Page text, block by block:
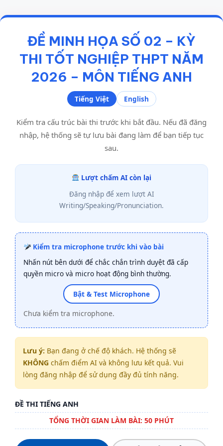
ĐỀ MINH HỌA SỐ 02 – KỲ
THI TỐT NGHIỆP THPT NĂM
2026 – MÔN TIẾNG ANH
Tiếng Việt English
Kiểm tra cấu trúc bài thi trước khi bắt đầu. Nếu đã đăng
nhập, hệ thống sẽ tự lưu bài đang làm để bạn tiếp tục
sau.
Lượt chấm AI còn lại
Đăng nhập để xem lượt AI
Writing/Speaking/Pronunciation.
Kiểm tra microphone trước khi vào bài
Nhấn nút bên dưới để chắc chắn trình duyệt đã cấp
quyền micro và micro hoạt động bình thường.
Bật & Test Microphone
Chưa kiểm tra microphone.
Lưu ý: Bạn đang ở chế độ khách. Hệ thống sẽ
KHÔNG chấm điểm AI và không lưu kết quả. Vui
lòng đăng nhập để sử dụng đầy đủ tính năng.
ĐỀ THI TIẾNG ANH
TỔNG THỜI GIAN LÀM BÀI: 50 PHÚT